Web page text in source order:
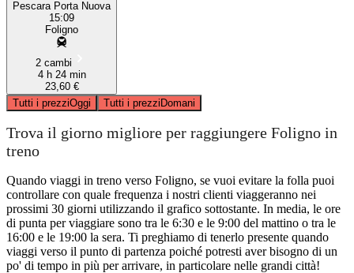
Pescara Porta Nuova
15:09
Foligno
2 cambi
4 h 24 min
23,60 €
Tutti i prezziOggi Tutti i prezziDomani
Trova il giorno migliore per raggiungere Foligno in
treno
Quando viaggi in treno verso Foligno, se vuoi evitare la folla puoi
controllare con quale frequenza i nostri clienti viaggeranno nei
prossimi 30 giorni utilizzando il grafico sottostante. In media, le ore
di punta per viaggiare sono tra le 6:30 e le 9:00 del mattino o tra le
16:00 e le 19:00 la sera. Ti preghiamo di tenerlo presente quando
viaggi verso il punto di partenza poiché potresti aver bisogno di un
po' di tempo in più per arrivare, in particolare nelle grandi città!